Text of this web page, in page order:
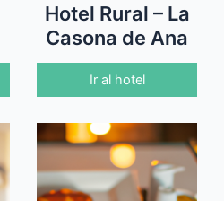
Hotel Rural – La
Casona de Ana
Ir al hotel